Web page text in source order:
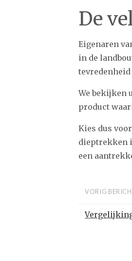
De
Eigenaren
in de
We bekijken
product
Kies dus
dieptrekken
een
VORIG